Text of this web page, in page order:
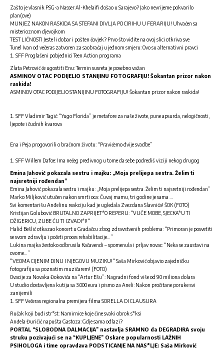
Zašto je vlasnik PSG-a Nasser Al-Khelaifi došao u Sarajevo? Jako nevrijeme pokvarilo
plan(ove)
MUNJEZ NAKON RASKIDA SA STEFANI DIVLJA PO CIRIHU U FERARIJU! Uhvaćen sa
misterioznom djevojkom
TEST LIČNOSTI Jeste li dobar i pošten čovjek? Prvo što vidite na ovoj slici otkriva sve
Tunel Ivan od večeras zatvoren za saobraćaj u jednom smjeru: Ovo su alternativni pravci
SFF Proglašeni pobjednici Teen Action programa
Zlata Petrović će ugostiti Enu: Termin susreta je posebno važan
ASMINOV OTAC PODIJELIO STANIJINU FOTOGRAFIJU! Šokantan prizor nakon
raskida!
ASMINOV OTAC PODIJELIO STANIJINU FOTOGRAFIJU! Šokantan prizor nakon raskida!
SFF Vladimir Tagić: “Yugo Florida” je metafore za naše živote, pune apsurda, nelogičnosti,
ljepote i čudnih kvarova
Ena i Peja progovorili o bračnom životu: “Pravićemo dvije svadbe”
SFF Willem Dafoe: Ima nečeg predivnog u tome da sebe podrediš viziji nekog drugog
Emina Jahović pokazala sestru i majku: „Moja prelijepa sestra. Želim ti
najsretniji rođendan”
Emina Jahović pokazala sestru i majku: „Moja prelijepa sestra. Želim ti najsretniji rođendan”
Marko Miljković utučen nakon smrti oca: Čuvaj mamu, tri godine je sama …
Svi komentarišu Anđelinu reakciju kad je ugledala Zvezdana Slavnića! ŠOK (FOTO)
Kristijan Golubović BRUTALNO ZAPRIJET*O REPERU: “VUČE MOBE, SJECKA*U TI
DŽIGERICU, ZUBE ĆU TI IZVADI*I!“
Halid Bešlić otkazao koncert u Gradačcu zbog zdravstvenih problema: “Primoran je posvetiti
se svom zdravlju i početi proces rehabilitacije…”
Lukina majka žestoko odbrusila Kačavendi – spomenula i prljav novac: “Neka se zaustavi na
ovome…”
“VEOMA CIJENIM DINU I NJEGOVU MUZIKU!“ Saša Mirković objavio zajedničku
fotografiju sa poznatim muzičarem! (FOTO)
Ovacije za Novaka Đokovića na “Artur Ešu”: Nagradni fond više od 90 miliona dolara
U studio dostavljena kutija sa 3.000 eura i pismo za Aneli: Nakon pročitane poruke svi
zanijemili
SFF Večeras regionalna premijera filma SORELLA DI CLAUSURA
Ručak koji budi str*st: Namirnice koje čine svaki obrok s*ksi
Anđela Đuričić napušta Gastoza: Gdje sama odlazi?
PORTAL “SLOBODNA DALMACIJA” nastavlja SRAMNO da DEGRADIRA svoju
struku pozivajući se na “KUPLJENE” Oskare popularnosti LAŽNIH
PSIHOLOGA i time opravdava PODSTICANJE NA NAS*LJE: Saša Mirković